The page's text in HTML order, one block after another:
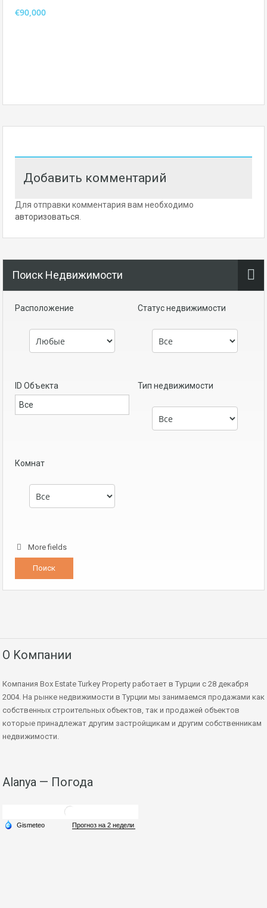
€90,000
Добавить комментарий
Для отправки комментария вам необходимо
авторизоваться
Поиск Недвижимости
Расположение Статус недвижимости
ID Объекта Тип недвижимости
Комнат
More fields
О Kомпании
Компания Box Estate Turkey Property работает в Турции с 28 декабря
2004. На рынке недвижимости в Турции мы занимаемся продажами как
собственных строительных объектов, так и продажей объектов
которые принадлежат другим застройщикам и другим собственникам
недвижимости.
Alanya — Погода